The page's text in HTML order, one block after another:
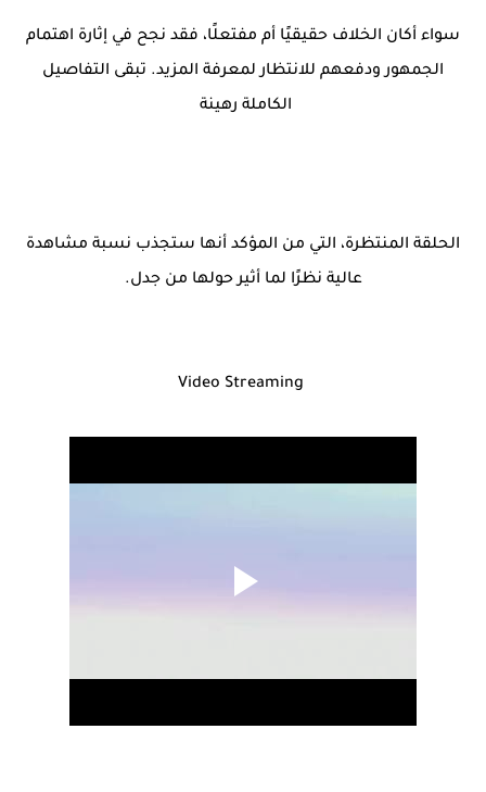
سواء أكان الخلاف حقيقيًا أم مفتعلًا، فقد نجح في إثارة اهتمام
الجمهور ودفعهم للانتظار لمعرفة المزيد. تبقى التفاصيل
الكاملة رهينة
الحلقة المنتظرة، التي من المؤكد أنها ستجذب نسبة مشاهدة
عالية نظرًا لما أثير حولها من جدل.